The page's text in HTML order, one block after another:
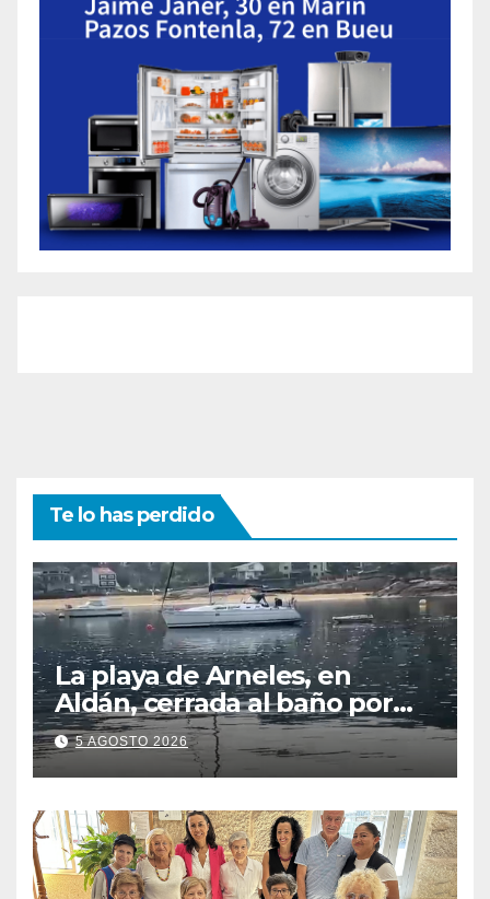
Te lo has perdido
La playa de Arneles, en
Aldán, cerrada al baño por
contaminación del agua tras
detectarse restos fecales
5 AGOSTO 2026